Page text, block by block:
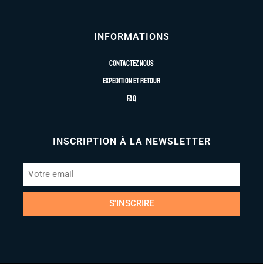
INFORMATIONS
Contactez nous
Expedition et retour
FAQ
INSCRIPTION À LA NEWSLETTER
S'INSCRIRE